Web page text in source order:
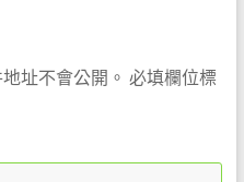
址不會公開。 必填欄位標